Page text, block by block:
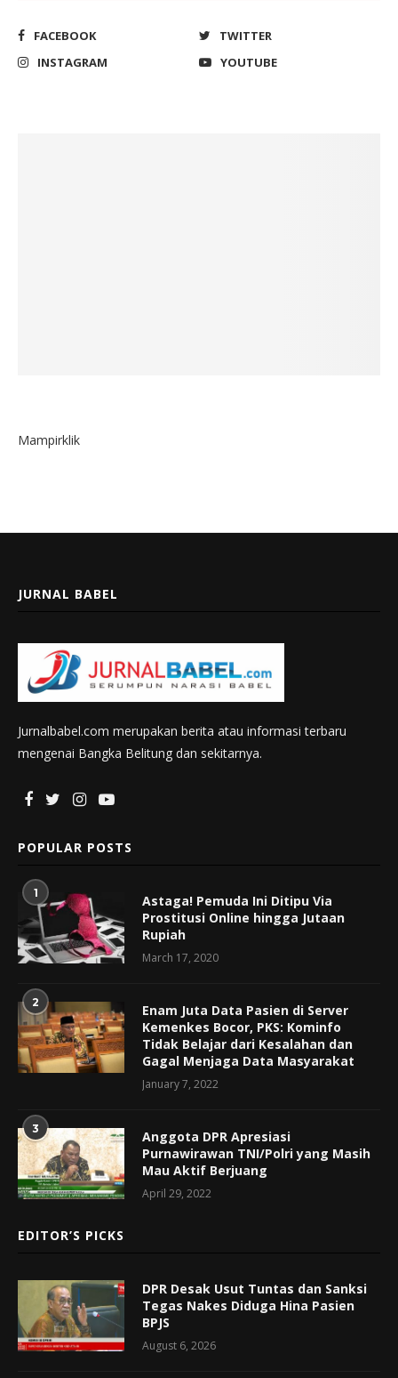
FACEBOOK
TWITTER
INSTAGRAM
YOUTUBE
Mampirklik
JURNAL BABEL
Jurnalbabel.com merupakan berita atau informasi terbaru
mengenai Bangka Belitung dan sekitarnya.
POPULAR POSTS
1
Astaga! Pemuda Ini Ditipu Via
Prostitusi Online hingga Jutaan
Rupiah
March 17, 2020
2
Enam Juta Data Pasien di Server
Kemenkes Bocor, PKS: Kominfo
Tidak Belajar dari Kesalahan dan
Gagal Menjaga Data Masyarakat
January 7, 2022
3
Anggota DPR Apresiasi
Purnawirawan TNI/Polri yang Masih
Mau Aktif Berjuang
April 29, 2022
EDITOR’S PICKS
DPR Desak Usut Tuntas dan Sanksi
Tegas Nakes Diduga Hina Pasien
BPJS
August 6, 2026